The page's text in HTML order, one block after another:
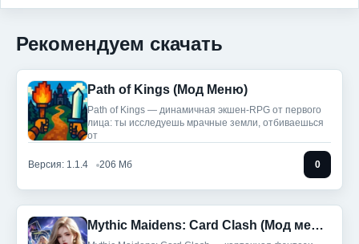
Рекомендуем скачать
Path of Kings (Мод Меню)
Path of Kings — динамичная экшен-RPG от первого
лица: ты исследуешь мрачные земли, отбиваешься
от
Версия: 1.1.4 206 Мб 0
Mythic Maidens: Card Clash (Мод меню)